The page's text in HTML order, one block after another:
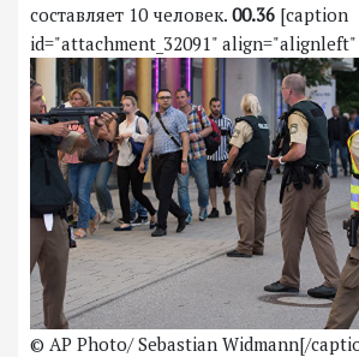
составляет 10 человек. 00.36 [caption
id="attachment_32091"
© AP Photo/ Sebastian Widmann[/